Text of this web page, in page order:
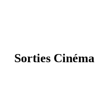
Sorties Cinéma